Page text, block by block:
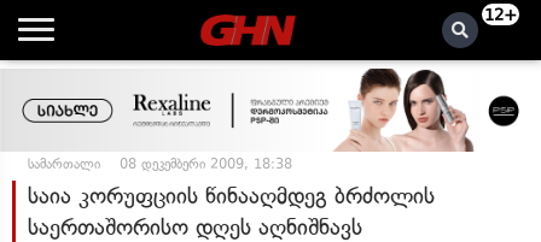
12+
სამართალი 08 დეკემბერი 2009, 18:38
საია კორუფციის წინააღმდეგ ბრძოლის
საერთაშორისო დღეს აღნიშნავს